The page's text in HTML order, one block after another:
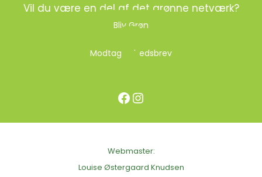
Vil du være en del af det grønne netværk?
Bliv Grøn
Modtag nyhedsbrev
Facebook Instagram
Webmaster:
Louise Østergaard Knudsen